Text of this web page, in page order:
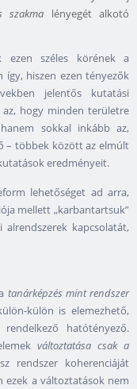
szakma lényegét alkotó
ezen széles körének a
így, hiszen ezen tényezők
jelentős kutatási
hogy minden területre
sokkal inkább az,
– többek között az elmúlt
eredményeit.
lehetőséget ad arra,
mellett „karbantartsuk”
alrendszerek kapcsolatát,
tanárképzés mint rendszer
külön is elemezhető,
hatótényező.
változtatása csak a
rendszer koherenciáját
ezek a változtatások nem